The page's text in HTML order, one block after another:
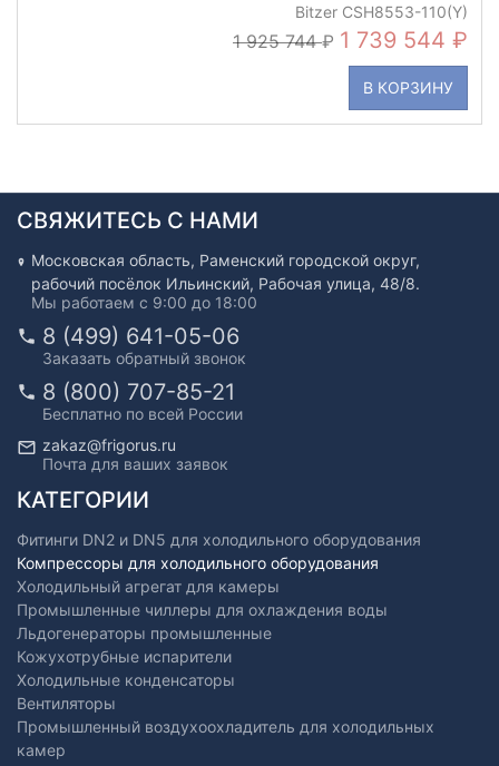
Bitzer CSH8553-110(Y)
1 925 744 1 739 544
В КОРЗИНУ
СВЯЖИТЕСЬ С НАМИ
Московская область, Раменский городской округ,
рабочий посёлок Ильинский, Рабочая улица, 48/8.
Мы работаем с 9:00 до 18:00
8 (499) 641-05-06
Заказать обратный звонок
8 (800) 707-85-21
Бесплатно по всей России
zakaz@frigorus.ru
Почта для ваших заявок
КАТЕГОРИИ
Фитинги DN2 и DN5 для холодильного оборудования
Компрессоры для холодильного оборудования
Холодильный агрегат для камеры
Промышленные чиллеры для охлаждения воды
Льдогенераторы промышленные
Кожухотрубные испарители
Холодильные конденсаторы
Вентиляторы
Промышленный воздухоохладитель для холодильных
камер